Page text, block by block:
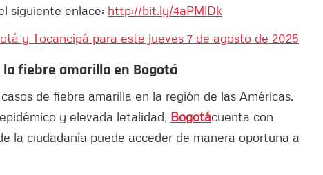
siguiente enlace: http://bit.ly/4aPMlDk
y Tocancipá para este jueves 7 de agosto de 2025
fiebre amarilla en Bogotá
de fiebre amarilla en la región de las Américas.
y elevada letalidad, Bogotácuenta con
la ciudadanía puede acceder de manera oportuna a